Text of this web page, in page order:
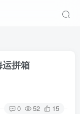
拼箱
0 52 15